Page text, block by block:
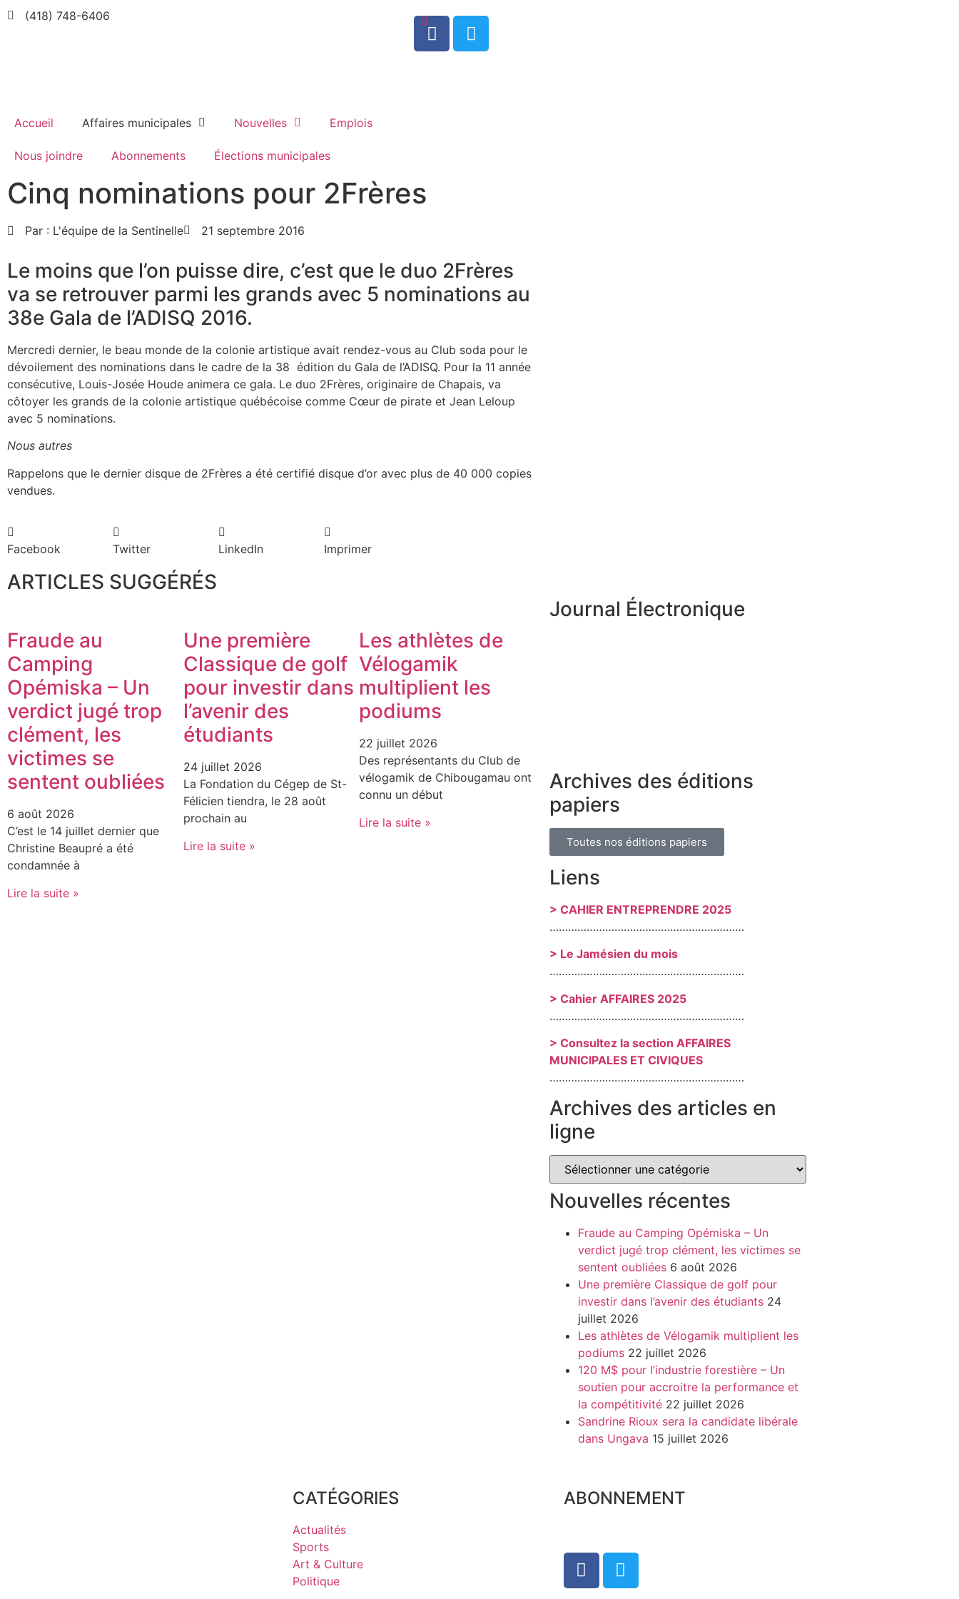
(418) 748-6406
0
Accueil Affaires municipales Nouvelles Emplois
Nous joindre Abonnements Élections municipales
Cinq nominations pour 2Frères
Par : L'équipe de la Sentinelle 21 septembre 2016
Le moins que l’on puisse dire, c’est que le duo 2Frères
va se retrouver parmi les grands avec 5 nominations au
38e Gala de l’ADISQ 2016.
Mercredi dernier, le beau monde de la colonie artistique avait rendez-vous au Club soda pour le
dévoilement des nominations dans le cadre de la 38 édition du Gala de l’ADISQ. Pour la 11 année
consécutive, Louis-Josée Houde animera ce gala. Le duo 2Frères, originaire de Chapais, va
côtoyer les grands de la colonie artistique québécoise comme Cœur de pirate et Jean Leloup
avec 5 nominations.
Nous autres
Rappelons que le dernier disque de 2Frères a été certifié disque d’or avec plus de 40 000 copies
vendues.
Facebook Twitter LinkedIn Imprimer
ARTICLES SUGGÉRÉS
Fraude au
Camping
Opémiska – Un
verdict jugé trop
clément, les
victimes se
sentent oubliées
6 août 2026
C’est le 14 juillet dernier que
Christine Beaupré a été
condamnée à
Lire la suite »
Une première
Classique de golf
pour investir dans
l’avenir des
étudiants
24 juillet 2026
La Fondation du Cégep de St-
Félicien tiendra, le 28 août
prochain au
Lire la suite »
Les athlètes de
Vélogamik
multiplient les
podiums
22 juillet 2026
Des représentants du Club de
vélogamik de Chibougamau ont
connu un début
Lire la suite »
Journal Électronique
Archives des éditions
papiers
Toutes nos éditions papiers
Liens
> CAHIER ENTREPRENDRE 2025
………………………………………………………
> Le Jamésien du mois
………………………………………………………
> Cahier AFFAIRES 2025
………………………………………………………
> Consultez la section AFFAIRES
MUNICIPALES ET CIVIQUES
………………………………………………………
Archives des articles en
ligne
Nouvelles récentes
Fraude au Camping Opémiska – Un
verdict jugé trop clément, les victimes se
sentent oubliées 6 août 2026
Une première Classique de golf pour
investir dans l’avenir des étudiants 24
juillet 2026
Les athlètes de Vélogamik multiplient les
podiums 22 juillet 2026
120 M$ pour l’industrie forestière – Un
soutien pour accroitre la performance et
la compétitivité 22 juillet 2026
Sandrine Rioux sera la candidate libérale
dans Ungava 15 juillet 2026
CATÉGORIES
Actualités
Sports
Art & Culture
Politique
ABONNEMENT